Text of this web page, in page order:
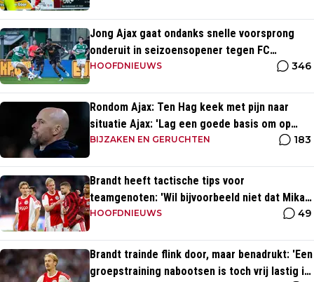
Jong Ajax gaat ondanks snelle voorsprong
onderuit in seizoensopener tegen FC
Dordrecht
HOOFDNIEUWS 346
Rondom Ajax: Ten Hag keek met pijn naar
situatie Ajax: 'Lag een goede basis om op
voort te borduren'
BIJZAKEN EN GERUCHTEN 183
Brandt heeft tactische tips voor
teamgenoten: 'Wil bijvoorbeeld niet dat Mika
te veel naar binnen komt'
HOOFDNIEUWS 49
Brandt trainde flink door, maar benadrukt: 'Een
groepstraining nabootsen is toch vrij lastig in